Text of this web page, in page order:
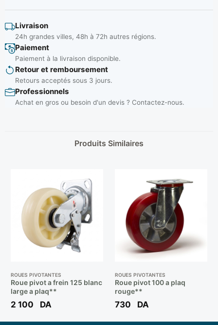
Livraison
24h grandes villes, 48h à 72h autres régions.
Paiement
Paiement à la livraison disponible.
Retour et remboursement
Retours acceptés sous 3 jours.
Professionnels
Achat en gros ou besoin d'un devis ? Contactez-nous.
Produits Similaires
ROUES PIVOTANTES
Roue pivot a frein 125 blanc
large a plaq**
2 100 DA
ROUES PIVOTANTES
Roue pivot 100 a plaq
rouge**
730 DA